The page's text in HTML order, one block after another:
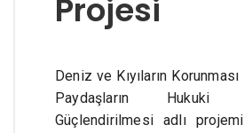
Projesi
Deniz ve Kıyıların
Paydaşların Hukuki
Güçlendirilmesi adlı